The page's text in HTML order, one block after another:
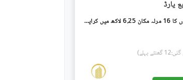
شاہراہِ فیصل کراچی میں 7 کمروں کا 16 مرلہ مکان 6.25 لاکھ میں کرایہ پر دستیاب ہے۔
پہلے)